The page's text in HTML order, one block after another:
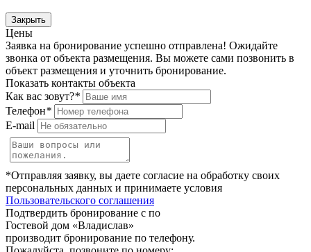
Закрыть
Цены
Заявка на бронирование успешно отправлена! Ожидайте
звонка от объекта размещения. Вы можете сами позвонить в
объект размещения и уточнить бронирование.
Показать контакты объекта
Как вас зовут?*
Телефон*
E-mail
*Отправляя заявку, вы даете согласие на обработку своих
персональных данных и принимаете условия
Пользовательского соглашения
Подтвердить бронирование с по
Гостевой дом «Владислав»
производит бронирование по телефону.